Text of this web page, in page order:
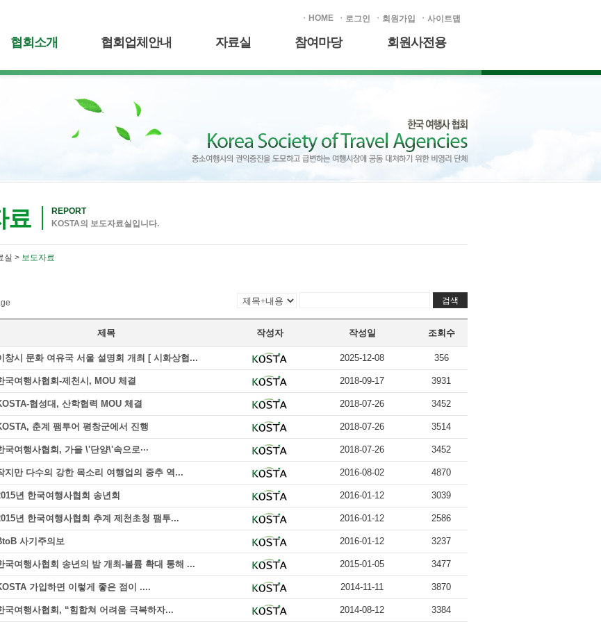
HOME 로그인 회원가입 사이트맵
협회소개 협회업체안내 자료실 참여마당 회원사전용
료
REPORT
KOSTA의 보도자료실입니다.
실 > 보도자료
제목 작성자 작성일 조회수
창시 문화 여유국 서울 설명회 개최 [ 시화상협... 2025-12-08 356
국여행사협회-제천시, MOU 체결 2018-09-17 3931
협성대, 산학협력 MOU 체결 2018-07-26 3452
춘계 팸투어 평창군에서 진행 2018-07-26 3514
국여행사협회, 가을 \'단양\'속으로··· 2018-07-26 3452
지만 다수의 강한 목소리 여행업의 중추 역... 2016-08-02 4870
년 한국여행사협회 송년회 2016-01-12 3039
년 한국여행사협회 추계 제천초청 팸투... 2016-01-12 2586
사기주의보 2016-01-12 3237
국여행사협회 송년의 밤 개최-볼륨 확대 통해 ... 2015-01-05 3477
가입하면 이렇게 좋은 점이 .... 2014-11-11 3870
국여행사협회, “힘합쳐 어려움 극복하자... 2014-08-12 3384